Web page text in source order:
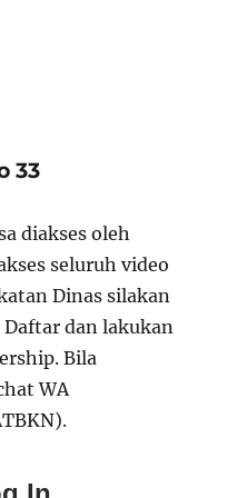
33
diakses oleh
seluruh video
Dinas silakan
dan lakukan
Bila
WA